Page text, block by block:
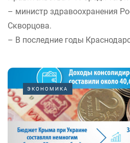
– министр здравоохранения
Скворцова.
– В последние годы
ЭКОНОМИКА